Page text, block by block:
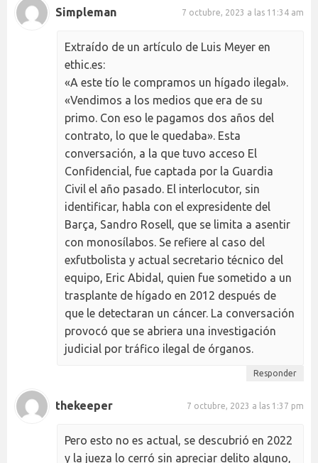
Simpleman 7 octubre, 2023 a las 11:34 am
Extraído de un artículo de Luis Meyer en
ethic.es:
«A este tío le compramos un hígado ilegal».
«Vendimos a los medios que era de su
primo. Con eso le pagamos dos años del
contrato, lo que le quedaba». Esta
conversación, a la que tuvo acceso El
Confidencial, fue captada por la Guardia
Civil el año pasado. El interlocutor, sin
identificar, habla con el expresidente del
Barça, Sandro Rosell, que se limita a asentir
con monosílabos. Se refiere al caso del
exfutbolista y actual secretario técnico del
equipo, Eric Abidal, quien fue sometido a un
trasplante de hígado en 2012 después de
que le detectaran un cáncer. La conversación
provocó que se abriera una investigación
judicial por tráfico ilegal de órganos.
Responder
thekeeper 7 octubre, 2023 a las 1:37 pm
Pero esto no es actual, se descubrió en 2022
y la jueza lo cerró sin apreciar delito alguno,